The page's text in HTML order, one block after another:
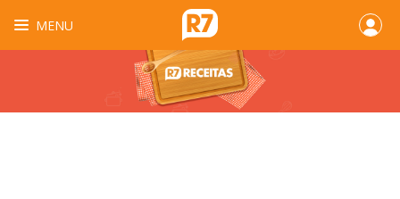
MENU